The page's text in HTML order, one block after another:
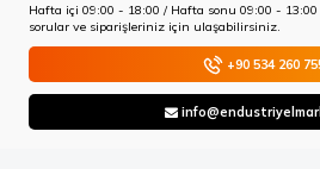
Hafta içi 09:00 - 18:00 / Hafta sonu 09:00 -
sorular ve siparişleriniz için ulaşabilirsiniz.
+90 534 260